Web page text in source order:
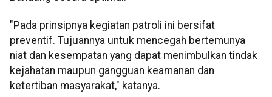
"Pada prinsipnya kegiatan patroli ini bersifat
preventif. Tujuannya untuk mencegah bertemunya
niat dan kesempatan yang dapat menimbulkan tindak
kejahatan maupun gangguan keamanan dan
ketertiban masyarakat," katanya.